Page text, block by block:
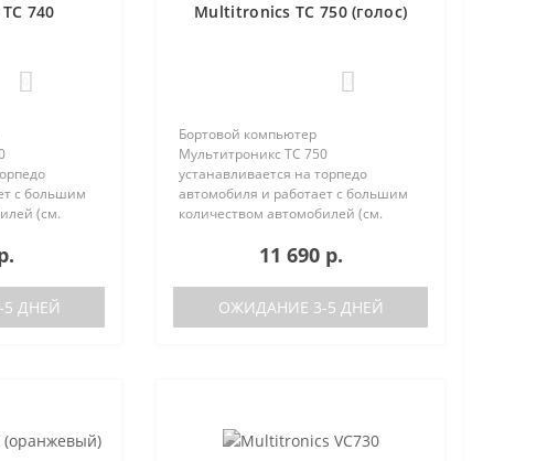
740
с большим
(см.
TC 750:
синтезатора
ДНЕЙ
Multitronics TC 750 (голос)
Бортовой компьютер
Мультитроникс TC 750
устанавливается на торпедо
автомобиля и работает с большим
количеством автомобилей (см.
Отличия TC 740 от модели TC 750:
отсутствие голосового синтезатора
(модель TC 740 ..
11 690 р.
ОЖИДАНИЕ 3-5 ДНЕЙ